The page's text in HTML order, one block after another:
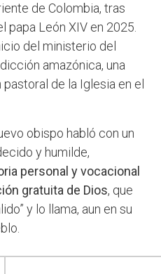
de Colombia, tras
papa León XIV en 2025.
del ministerio del
amazónica, una
de la Iglesia en el
obispo habló con un
y humilde,
personal y vocacional
gratuita de Dios, que
y lo llama, aun en su